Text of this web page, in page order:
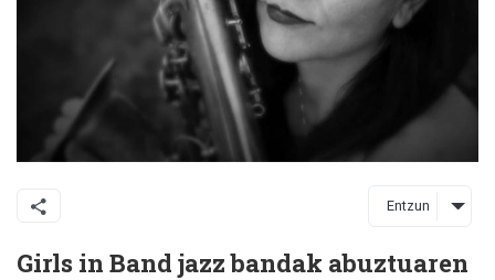
Entzun
Girls in Band jazz bandak abuztuaren